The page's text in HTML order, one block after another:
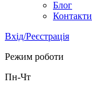
Блог
Контакти
Вхід/Реєстрація
Режим роботи
Пн-Чт